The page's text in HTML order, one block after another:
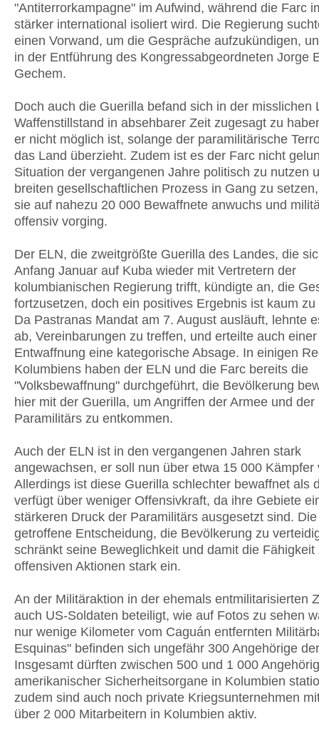
"Antiterrorkampagne" im Aufwind, während die Farc
stärker international isoliert wird. Die Regierung
einen Vorwand, um die Gespräche aufzukündigen,
in der Entführung des Kongressabgeordneten Jorge
Gechem.
Doch auch die Guerilla befand sich in der misslichen
Waffenstillstand in absehbarer Zeit zugesagt zu
er nicht möglich ist, solange der paramilitärische
das Land überzieht. Zudem ist es der Farc nicht
Situation der vergangenen Jahre politisch zu nutzen
breiten gesellschaftlichen Prozess in Gang zu
sie auf nahezu 20 000 Bewaffnete anwuchs und
offensiv vorging.
Der ELN, die zweitgrößte Guerilla des Landes, die
Anfang Januar auf Kuba wieder mit Vertretern der
kolumbianischen Regierung trifft, kündigte an, die
fortzusetzen, doch ein positives Ergebnis ist kaum
Da Pastranas Mandat am 7. August ausläuft, lehnte
ab, Vereinbarungen zu treffen, und erteilte auch einer
Entwaffnung eine kategorische Absage. In einigen
Kolumbiens haben der ELN und die Farc bereits die
"Volksbewaffnung" durchgeführt, die Bevölkerung
hier mit der Guerilla, um Angriffen der Armee und der
Paramilitärs zu entkommen.
Auch der ELN ist in den vergangenen Jahren stark
angewachsen, er soll nun über etwa 15 000 Kämpfer
Allerdings ist diese Guerilla schlechter bewaffnet als
verfügt über weniger Offensivkraft, da ihre Gebiete
stärkeren Druck der Paramilitärs ausgesetzt sind.
getroffene Entscheidung, die Bevölkerung zu
schränkt seine Beweglichkeit und damit die Fähigkeit
offensiven Aktionen stark ein.
An der Militäraktion in der ehemals entmilitarisierten
auch US-Soldaten beteiligt, wie auf Fotos zu sehen
nur wenige Kilometer vom Caguán entfernten
Esquinas" befinden sich ungefähr 300 Angehörige
Insgesamt dürften zwischen 500 und 1 000
amerikanischer Sicherheitsorgane in Kolumbien
zudem sind auch noch private Kriegsunternehmen
über 2 000 Mitarbeitern in Kolumbien aktiv.